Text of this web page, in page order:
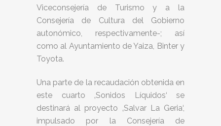
Viceconsejería de Turismo y a la
Consejería de Cultura del Gobierno
autonómico, respectivamente-; así
como al Ayuntamiento de Yaiza, Binter y
Toyota.
Una parte de la recaudación obtenida en
este cuarto ‚Sonidos Líquidos‘ se
destinará al proyecto ‚Salvar La Geria‘,
impulsado por la Consejería de